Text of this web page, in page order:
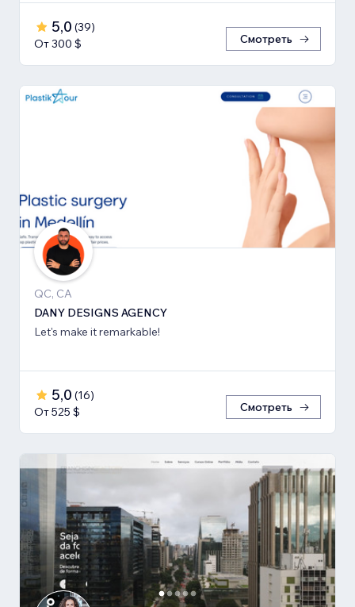
5,0 (39)
От 300 $
Смотреть
QC, CA
DANY DESIGNS AGENCY
Let's make it remarkable!
5,0 (16)
От 525 $
Смотреть